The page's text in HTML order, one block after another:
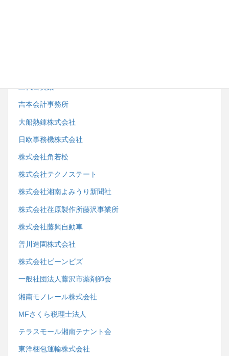
二代目笑楽
吉本会計事務所
大船熱錬株式会社
日欧事務機株式会社
株式会社角若松
株式会社テクノステート
株式会社湘南よみうり新聞社
株式会社荏原製作所藤沢事業所
株式会社藤興自動車
普川造園株式会社
株式会社ビーンビズ
一般社団法人藤沢市薬剤師会
湘南モノレール株式会社
MFさくら税理士法人
テラスモール湘南テナント会
東洋梱包運輸株式会社